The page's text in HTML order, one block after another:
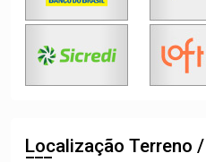
Localização Terreno